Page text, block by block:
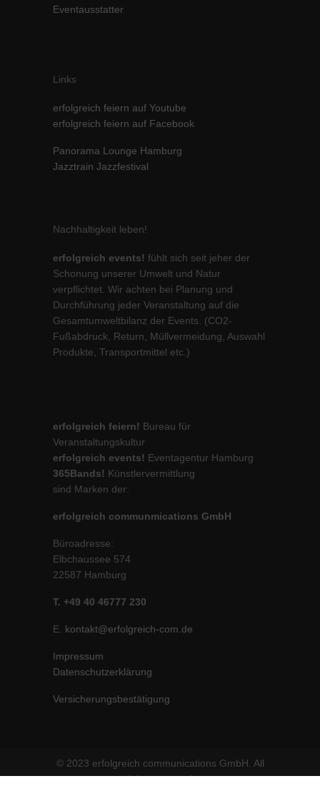
Eventausstatter
Links
erfolgreich feiern auf Youtube
erfolgreich feiern auf Facebook
Panorama Lounge Hamburg
Jazztrain Jazzfestival
Nachhaltigkeit leben!
erfolgreich events! fühlt sich seit jeher der
Schonung unserer Umwelt und Natur
verpflichtet. Wir achten bei Planung und
Durchführung jeder Veranstaltung auf die
Gesamtumweltbilanz der Events. (CO2-
Fußabdruck, Return, Müllvermeidung, Auswahl
Produkte, Transportmittel etc.)
erfolgreich feiern! Bureau für
Veranstaltungskultur
erfolgreich events! Eventagentur Hamburg
365Bands! Künstlervermittlung
sind Marken der:
erfolgreich communmications GmbH
Büroadresse:
Elbchaussee 574
22587 Hamburg
T. +49 40 46777 230
E. kontakt@erfolgreich-com.de
Impressum
Datenschutzerklärung
Versicherungsbestätigung
© 2023 erfolgreich communications GmbH. All
rights reserved.